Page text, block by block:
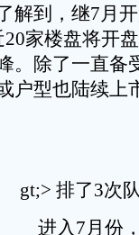
解到，继7月
家楼盘将开
。除了一直备
户型也陆续上
gt;> 排了3次
进入7月份